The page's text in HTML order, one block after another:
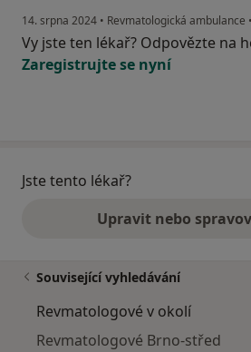
14. srpna 2024 • Revmatologická ambulance •
Vy jste ten lékař? Odpovězte na
Zaregistrujte se nyní
Jste tento lékař?
Upravit nebo
Související vyhledávání
Revmatologové v okolí
Revmatologové Brno-střed